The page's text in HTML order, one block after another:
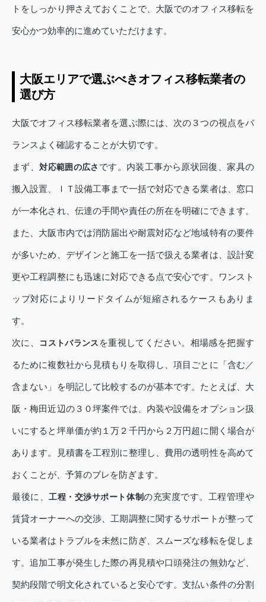
トをしっかり押さえておくことで、大阪でのオフィス移転を
安心かつ効率的に進めていただけます。
大阪エリアで選ぶべきオフィス移転業者の
選び方
大阪でオフィス移転業者を選ぶ際には、次の３つの視点をバ
ランスよく確認することが大切です。
まず、対応範囲の広さ です。内装工事から原状回復、家具の
搬入設置、ＩＴ設備工事まで一括で対応できる業者は、窓口
が一本化され、伝達の手間や責任の所在を明確にできます。
また、大阪市内では消防届出や耐震対応など地域特有の要件
が多いため、デザインと施工を一括で扱える業者は、設計変
更や工程調整にも迅速に対応できる点で安心です。ワンスト
ップ対応によりリードタイムが短縮されるケースもありま
す。
次に、 コストバランス を重視してください。相場感を把握す
るために複数社から見積もりを取得し、項目ごとに「含む／
含まない」を明記して比較するのが基本です。たとえば、大
阪・梅田近辺の３０坪案件では、内装や設備をオプション扱
いにすると坪単価が約１万２千円から２万円超に開く場合が
あります。見積書を工程別に整理し、費用の透明性を高めて
おくことが、予算のブレを防ぎます。
最後に、工程・交渉サポート体制の充実度です。工程管理や
賃貸オーナーへの交渉、工期調整に関するサポートが整って
いる業者はトラブルを未然に防ぎ、スムーズな移転を促しま
す。追加工事が発生した際の再見積や口頭発注の無効など、
契約段階で明文化されていると安心です。支払い条件の分割